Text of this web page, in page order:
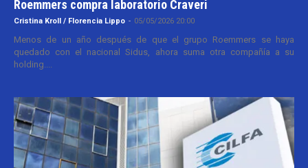
Roemmers compra laboratorio Craveri
Cristina Kroll / Florencia Lippo - 05/05/2026 20:00
Menos de un año después de que el grupo Roemmers se haya
quedado con el nacional Sidus, ahora suma otra compañía a su
holding....